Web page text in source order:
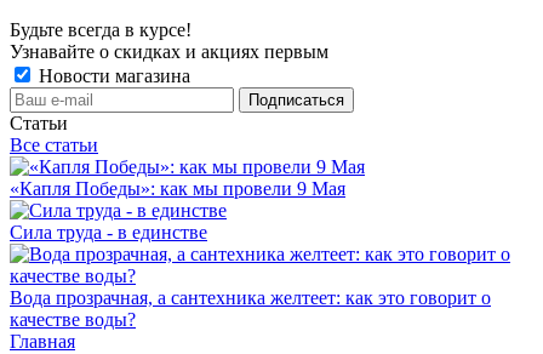
Будьте всегда в курсе!
Узнавайте о скидках и акциях первым
Новости магазина
Статьи
Все статьи
«Капля Победы»: как мы провели 9 Мая
Сила труда - в единстве
Вода прозрачная, а сантехника желтеет: как это говорит о
качестве воды?
Главная